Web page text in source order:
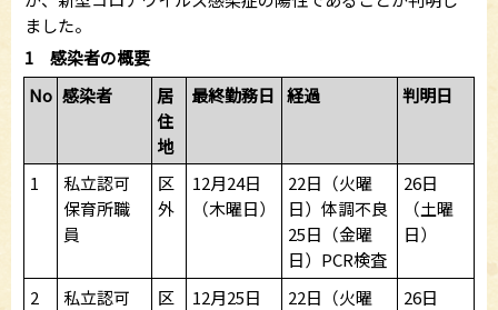
ました。
1 感染者の概要
No 感染者
居
住
地
最終勤務日 経過 判明日
1
私立認可
保育所職
員
区
外
12月24日
（木曜日）
22日（火曜
日）体調不良
25日（金曜
日）PCR検査
26日
（土曜
日）
2
私立認可
区
12月25日
22日（火曜
26日